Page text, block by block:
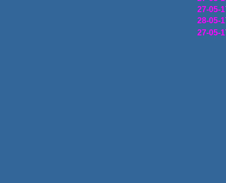
27-05-
28-05-
27-05-